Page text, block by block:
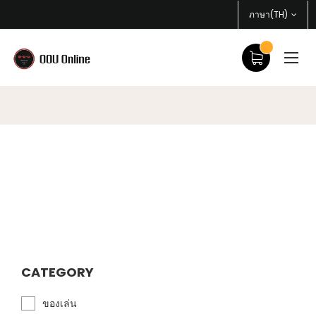
ภาษา(TH)
CATEGORY
ของเล่น